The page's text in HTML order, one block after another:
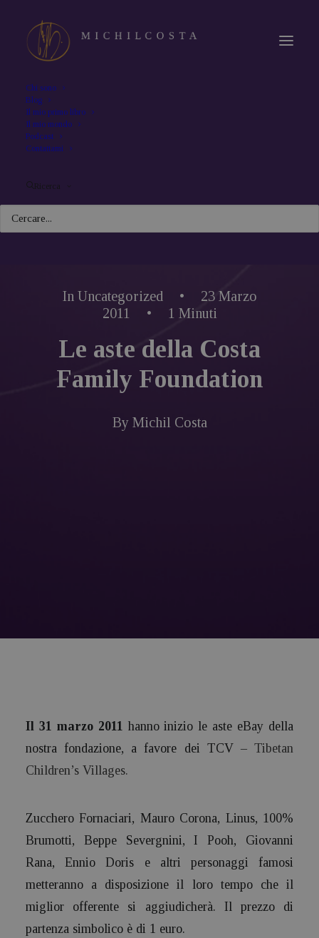
Chi sono
Blog
Il mio primo libro
Il mio mondo
Podcast
Contattami
Ricerca
In Uncategorized •
23 Marzo
2011
• 1 Minuti
Le aste della Costa
Family Foundation
By Michil Costa
Il 31 marzo 2011 hanno inizio le aste eBay della
nostra fondazione, a favore dei TCV – Tibetan
Children’s Villages.
Zucchero Fornaciari, Mauro Corona, Linus, 100%
Brumotti, Beppe Severgnini, I Pooh, Giovanni
Rana, Ennio Doris e altri personaggi famosi
metteranno a disposizione il loro tempo che il
miglior offerente si aggiudicherà. Il prezzo di
partenza simbolico è di 1 euro.